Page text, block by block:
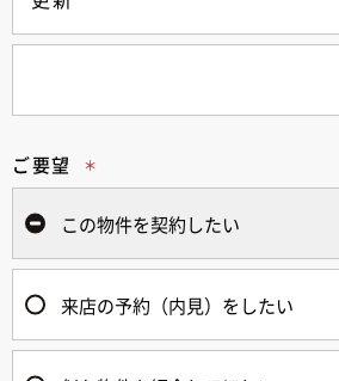
ご要望
この物件を契約したい
来店の予約（内見）をしたい